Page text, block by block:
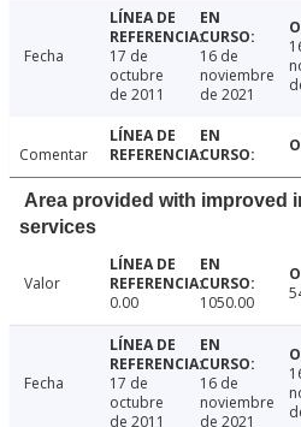
Fecha
17 de
octubre
de 2011
16 de
noviembre
de 2021
Comentar
Area provided with improved
services
Valor
0.00
1050.00
Fecha
17 de
octubre
de 2011
16 de
noviembre
de 2021